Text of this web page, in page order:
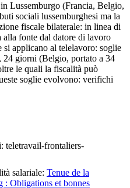
Lussemburgo (Francia, Belgio,
sociali lussemburghesi ma la
fiscale bilaterale: in linea di
fonte dal datore di lavoro
si applicano al telelavoro: soglie
giorni (Belgio, portato a 34
le quali la fiscalità può
soglie evolvono: verifichi
teletravail-frontaliers-
salariale: Tenue de la
: Obligations et bonnes